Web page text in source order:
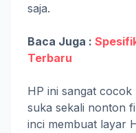
saja.
Baca Juga :
Terbaru
HP ini sangat
suka sekali nonton
inci membuat layar